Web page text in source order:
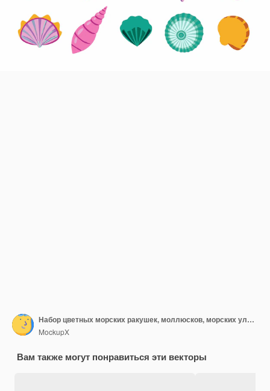
Набор цветных морских ракушек, моллюсков, морских улиток, морских звезд, плоская иллюстрация на белом фоне
MockupX
Вам также могут понравиться эти векторы